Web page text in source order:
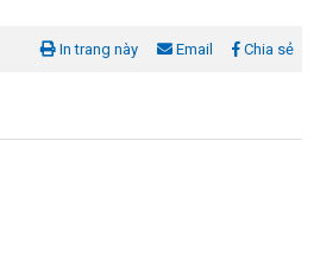
In trang này Email Chia sẻ
tặng 100 bộ bút chấm đọc tiếng Anh
CÁC ANH HÙNG LIỆT SĨ, THƯƠNG